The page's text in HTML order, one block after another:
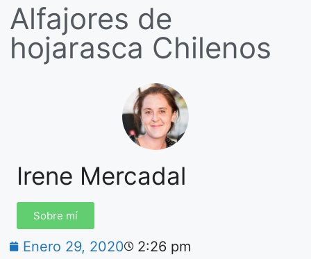
Alfajores de
hojarasca Chilenos
Irene Mercadal
Sobre mí
Enero 29, 2020 2:26 pm